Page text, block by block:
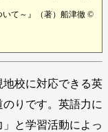
て～』（著）船津徹 ©
校に対応できる英
りです。英語力に
と学習活動によっ